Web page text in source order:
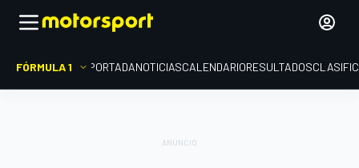
FÓRMULA 1 PORTADANOTICIASCALENDARIORESULTADOS